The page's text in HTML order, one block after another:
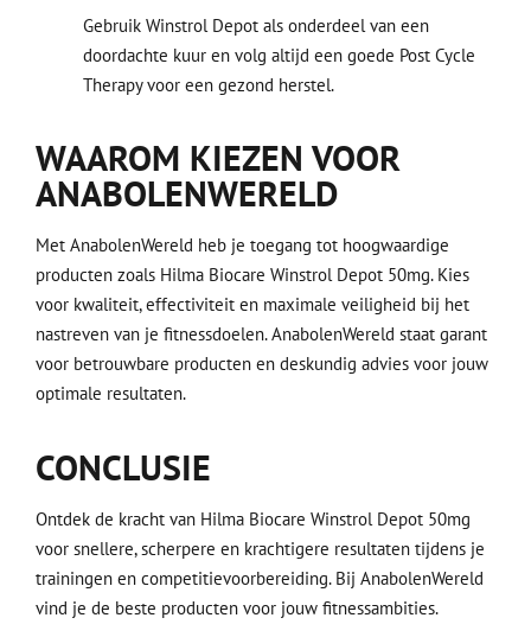
Gebruik Winstrol Depot als onderdeel van een
doordachte kuur en volg altijd een goede Post Cycle
Therapy voor een gezond herstel.
WAAROM KIEZEN VOOR
ANABOLENWERELD
Met AnabolenWereld heb je toegang tot hoogwaardige
producten zoals Hilma Biocare Winstrol Depot 50mg. Kies
voor kwaliteit, effectiviteit en maximale veiligheid bij het
nastreven van je fitnessdoelen. AnabolenWereld staat garant
voor betrouwbare producten en deskundig advies voor jouw
optimale resultaten.
CONCLUSIE
Ontdek de kracht van Hilma Biocare Winstrol Depot 50mg
voor snellere, scherpere en krachtigere resultaten tijdens je
trainingen en competitievoorbereiding. Bij AnabolenWereld
vind je de beste producten voor jouw fitnessambities.